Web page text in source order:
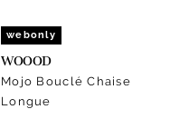
webonly
WOOOD
Mojo Bouclé Chaise
Longue